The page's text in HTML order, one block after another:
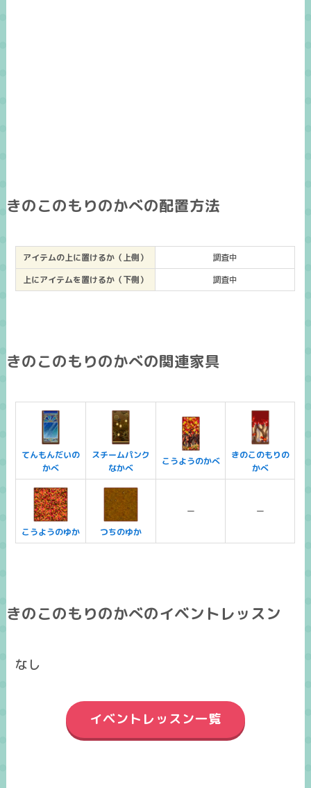
きのこのもりのかべの配置方法
アイテムの上に置けるか（上側）
調査中
上にアイテムを置けるか（下側）
調査中
きのこのもりのかべの関連家具
てんもんだいの
かべ
スチームパンク
なかべ
こうようのかべ
きのこのもりの
かべ
こうようのゆか つちのゆか
ー ー
きのこのもりのかべのイベントレッスン
なし
イベントレッスン一覧